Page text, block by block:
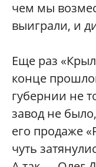
чем мы
выиграли, и
Еще раз
конце
губернии не
завод не
его продаже
чуть